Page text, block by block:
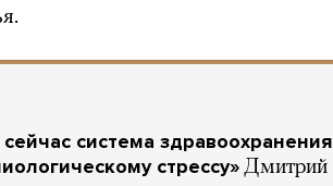
система здравоохранения
стрессу» Дмитрий